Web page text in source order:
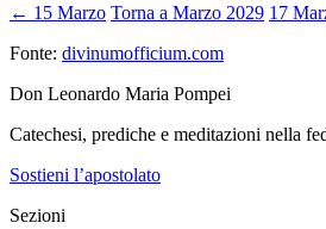
← 15 Marzo Torna a Marzo 2029 17
Fonte: divinumofficium.com
Don Leonardo Maria Pompei
Catechesi, prediche e meditazioni nella
Sostieni l’apostolato
Sezioni